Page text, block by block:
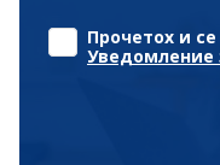
Прочетох и
Уведомление